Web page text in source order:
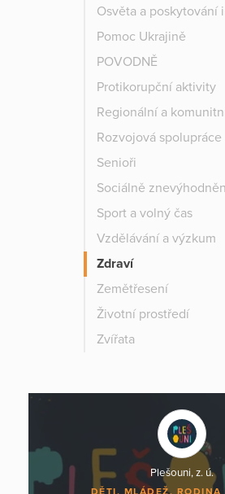
Osvěta a poskytování
Pomoc Ukrajině
POVODNĚ
Protikorupční aktivity
Regionální a
Rozvojová spolupráce
Senioři
Sociálně
Sport a volný čas
Vzdělávání a výzkum
Zdraví
Zemětřesení
Životní prostředí
Zvířata
Plešouni, z. ú.